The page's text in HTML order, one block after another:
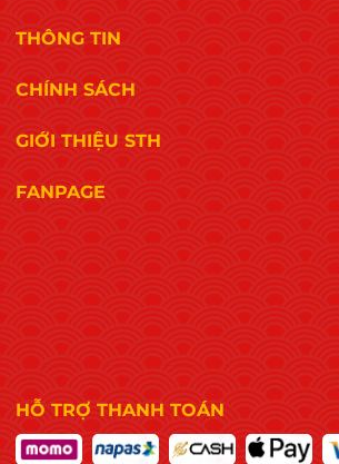
THÔNG TIN
CHÍNH SÁCH
GIỚI THIỆU STH
FANPAGE
HỖ TRỢ THANH TOÁN